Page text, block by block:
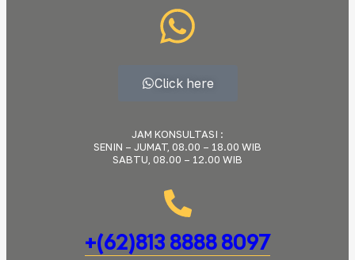
Click here
JAM KONSULTASI :
SENIN – JUMAT, 08.00 – 18.00 WIB
SABTU, 08.00 – 12.00 WIB
+(62)813 8888 8097